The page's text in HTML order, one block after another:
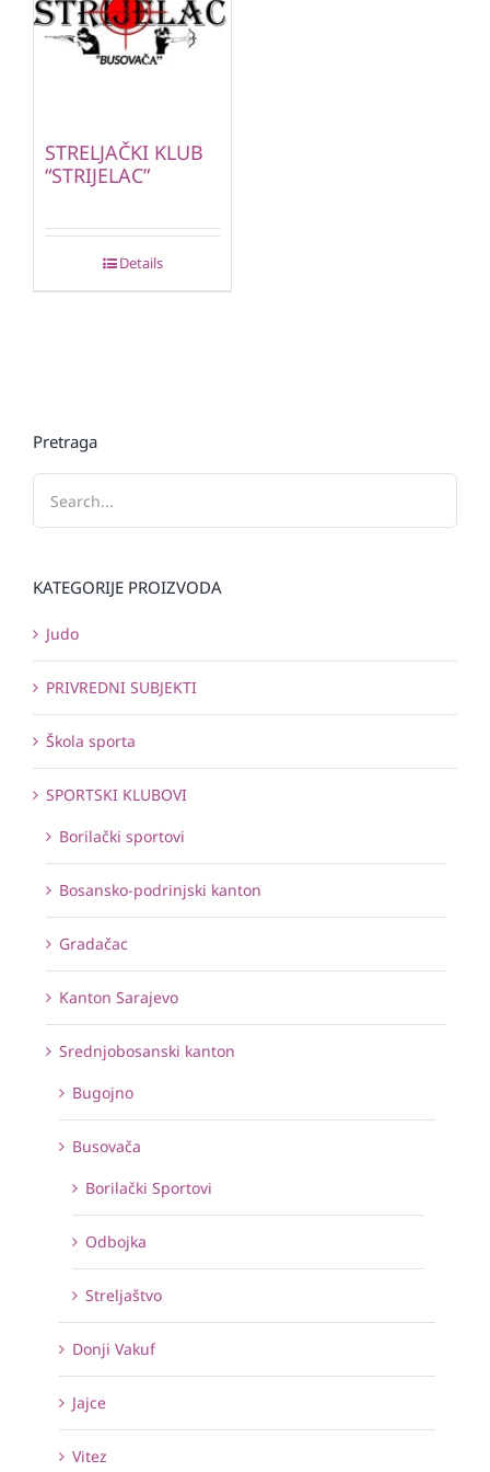
STRELJAČKI KLUB
“STRIJELAC”
Details
Pretraga
KATEGORIJE PROIZVODA
Judo
PRIVREDNI SUBJEKTI
Škola sporta
SPORTSKI KLUBOVI
Borilački sportovi
Bosansko-podrinjski kanton
Gradačac
Kanton Sarajevo
Srednjobosanski kanton
Bugojno
Busovača
Borilački Sportovi
Odbojka
Streljaštvo
Donji Vakuf
Jajce
Vitez